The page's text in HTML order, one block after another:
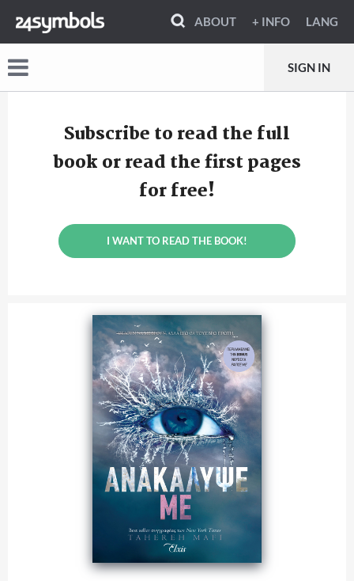
ABOUT + INFO LANG
SIGN IN
Subscribe to read the full
book or read the first pages
for free!
I WANT TO READ THE BOOK!